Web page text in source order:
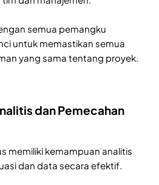
semua pemangku
untuk memastikan semua
yang sama tentang proyek.
dan Pemecahan
memiliki kemampuan analitis
dan data secara efektif.